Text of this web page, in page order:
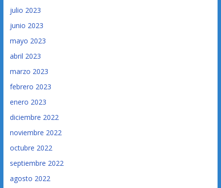
julio 2023
junio 2023
mayo 2023
abril 2023
marzo 2023
febrero 2023
enero 2023
diciembre 2022
noviembre 2022
octubre 2022
septiembre 2022
agosto 2022